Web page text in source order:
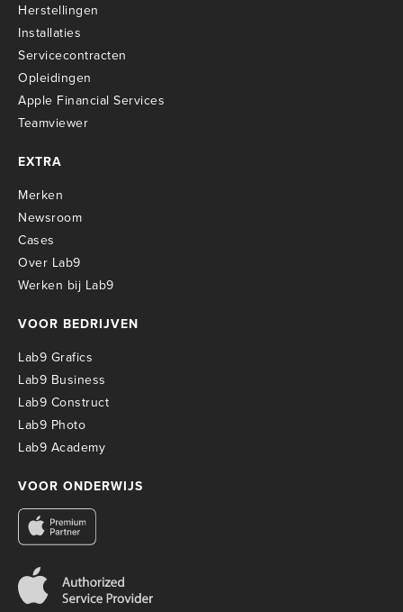
Herstellingen
Installaties
Servicecontracten
Opleidingen
Apple Financial Services
Teamviewer
EXTRA
Merken
Newsroom
Cases
Over Lab9
Werken bij Lab9
VOOR BEDRIJVEN
Lab9 Grafics
Lab9 Business
Lab9 Construct
Lab9 Photo
Lab9 Academy
VOOR ONDERWIJS